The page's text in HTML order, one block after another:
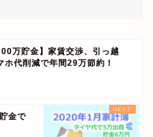
万貯金】家賃交渉、引っ越
ホ代削減で年間29万節約！
金で